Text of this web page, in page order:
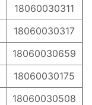
18060030311
18060030317
18060030659
18060030175
18060030508